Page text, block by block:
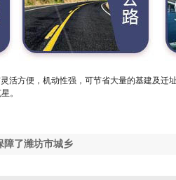
活方便，机动性强，可节省大量的基建及迁
。
障了潍坊市城乡